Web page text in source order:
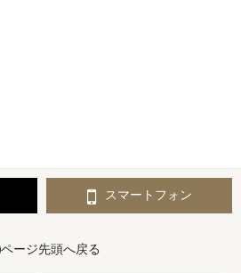
スマートフォン
ページ先頭へ戻る